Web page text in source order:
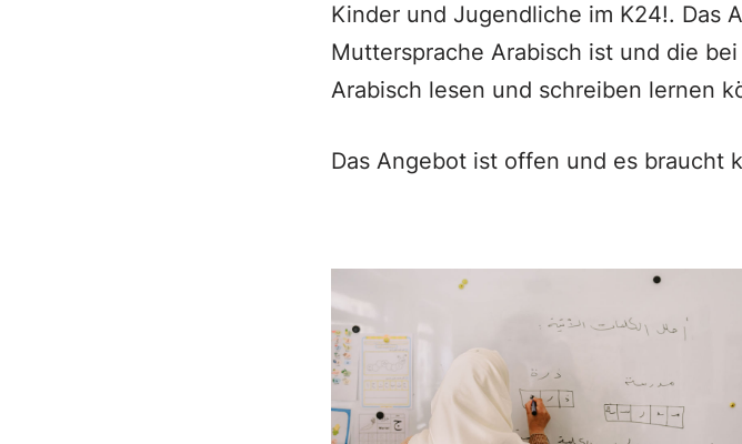
Kinder und Jugendliche im K24!. Das
Muttersprache Arabisch ist und die
Arabisch lesen und schreiben lernen
Das Angebot ist offen und es braucht